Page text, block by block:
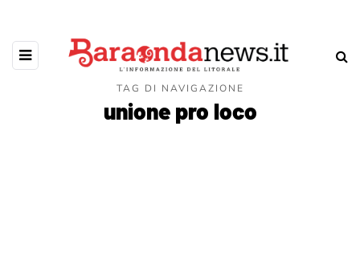
TAG DI NAVIGAZIONE
unione pro loco